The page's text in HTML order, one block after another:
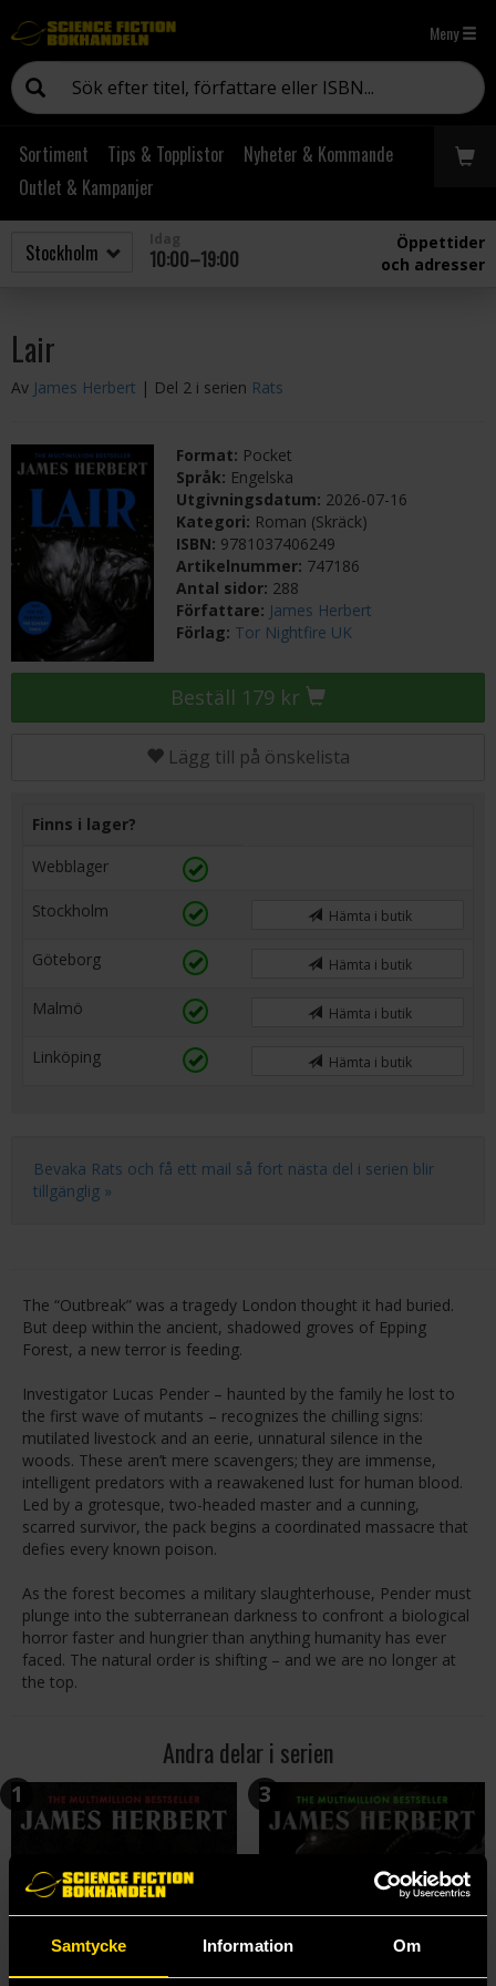
Samtycke Information Om
Meny
Sortiment Tips & Topplistor
Nyheter & Kommande
Outlet & Kampanjer
10:00–19:00
Öppettider
och adresser
Lair
Av James Herbert | Del 2 i serien Rats
Format: Pocket
Språk: Engelska
Utgivningsdatum: 2026-07-16
Kategori: Roman (Skräck)
ISBN: 9781037406249
Artikelnummer: 747186
Antal sidor: 288
Författare: James Herbert
Förlag: Tor Nightfire UK
Beställ 179 kr
Lägg till på önskelista
Finns i lager?
Webblager
Stockholm Hämta i butik
Göteborg Hämta i butik
Malmö Hämta i butik
Linköping Hämta i butik
Bevaka Rats och få ett mail så fort nästa del i serien blir
tillgänglig »
The “Outbreak” was a tragedy London thought it had buried.
But deep within the ancient, shadowed groves of Epping
Forest, a new terror is feeding.
Investigator Lucas Pender – haunted by the family he lost to
the first wave of mutants – recognizes the chilling signs:
mutilated livestock and an eerie, unnatural silence in the
woods. These aren’t mere scavengers; they are immense,
intelligent predators with a reawakened lust for human blood.
Led by a grotesque, two-headed master and a cunning,
scarred survivor, the pack begins a coordinated massacre that
defies every known poison.
As the forest becomes a military slaughterhouse, Pender must
plunge into the subterranean darkness to confront a biological
horror faster and hungrier than anything humanity has ever
faced. The natural order is shifting – and we are no longer at
the top.
Andra delar i serien
1 3